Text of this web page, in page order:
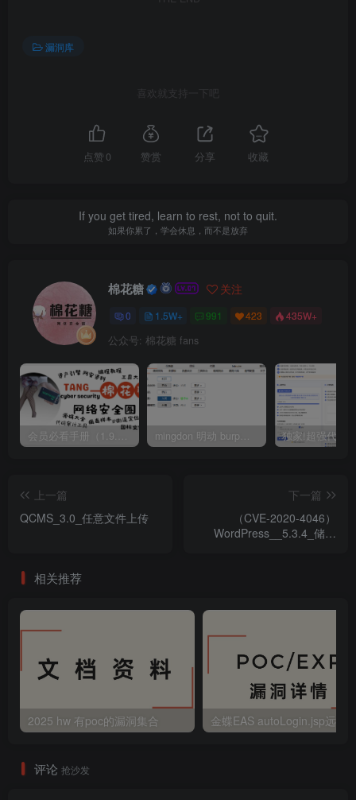
漏洞库
喜欢就支持一下吧
点赞 0 赞赏 分享 收藏
If you get tired, learn to rest, not to quit.
如果你累了，学会休息，而不是放弃
棉花糖 关注
0 1.5W+ 991 423 435W+
公众号: 棉花糖 fans
会员必看手册（1.9.0版本 26.4.5更新） mingdon 明动 burp插件0.2.6版本 本地时间校验去除版
上一篇
QCMS_3.0_任意文件上传
下一篇
（CVE-2020-4046）
WordPress__5.3.4_储型
相关推荐
2025 hw 有poc的漏洞集合
评论 抢沙发